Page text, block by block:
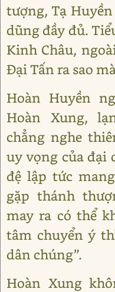
tượng, Tạ
dũng đầy đủ.
Kinh Châu,
Đại Tấn ra sao
Hoàn Huyền
Hoàn Xung,
chẳng nghe
uy vọng của đại
đệ lập tức
gặp thánh
may ra có thể
tâm chuyển ý
dân chúng”.
Hoàn Xung